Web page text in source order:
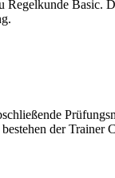
Regelkunde Basic.
der Trainer